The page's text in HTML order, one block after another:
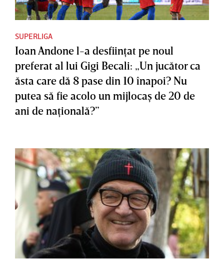
SUPERLIGA
Ioan Andone l-a desfiinţat pe noul
preferat al lui Gigi Becali: „Un jucător ca
ăsta care dă 8 pase din 10 înapoi? Nu
putea să fie acolo un mijlocaş de 20 de
ani de naţională?”